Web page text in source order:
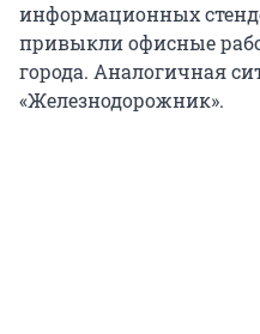
информационных
привыкли офисные
города. Аналогичная
«Железнодорожник».